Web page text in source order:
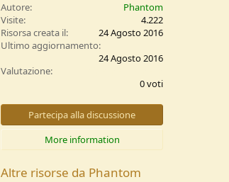
Autore
Phantom
Visite
4.222
Risorsa creata il
24 Agosto 2016
Ultimo aggiornamento
24 Agosto 2016
Valutazione
,
0
0
t
0 voti
Partecipa alla discussione
More information
Altre risorse da Phantom